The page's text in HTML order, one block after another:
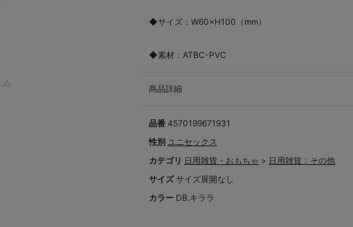
:△
◆サイズ：W60×H100（mm）
◆素材：ATBC-PVC
商品詳細
品番 4570199671931
性別 ユニセックス
カテゴリ 日用雑貨・おもちゃ > 日用雑貨：その他
サイズ サイズ展開なし
カラー DB.キララ